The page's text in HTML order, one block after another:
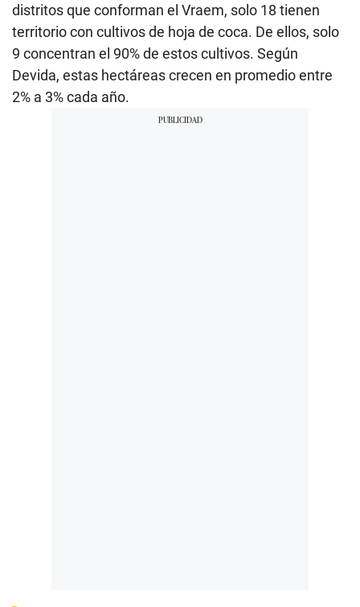
distritos que conforman el Vraem, solo 18 tienen
territorio con cultivos de hoja de coca. De ellos, solo
9 concentran el 90% de estos cultivos. Según
Devida, estas hectáreas crecen en promedio entre
2% a 3% cada año.